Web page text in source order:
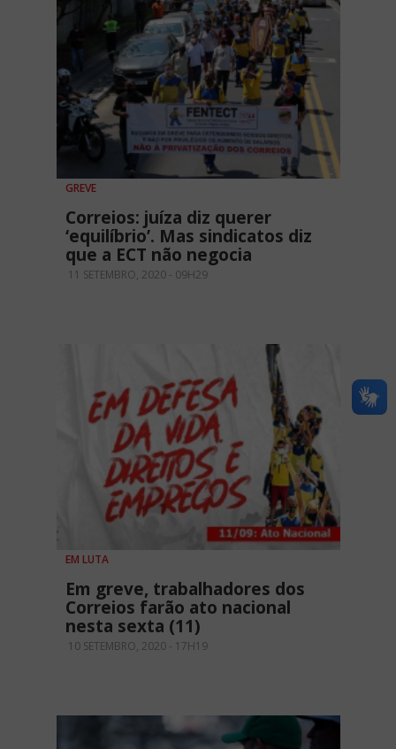
GREVE
Correios: juíza diz querer
‘equilíbrio’. Mas sindicatos diz
que a ECT não negocia
11 SETEMBRO, 2020 - 09H29
EM LUTA
Em greve, trabalhadores dos
Correios farão ato nacional
nesta sexta (11)
10 SETEMBRO, 2020 - 17H19